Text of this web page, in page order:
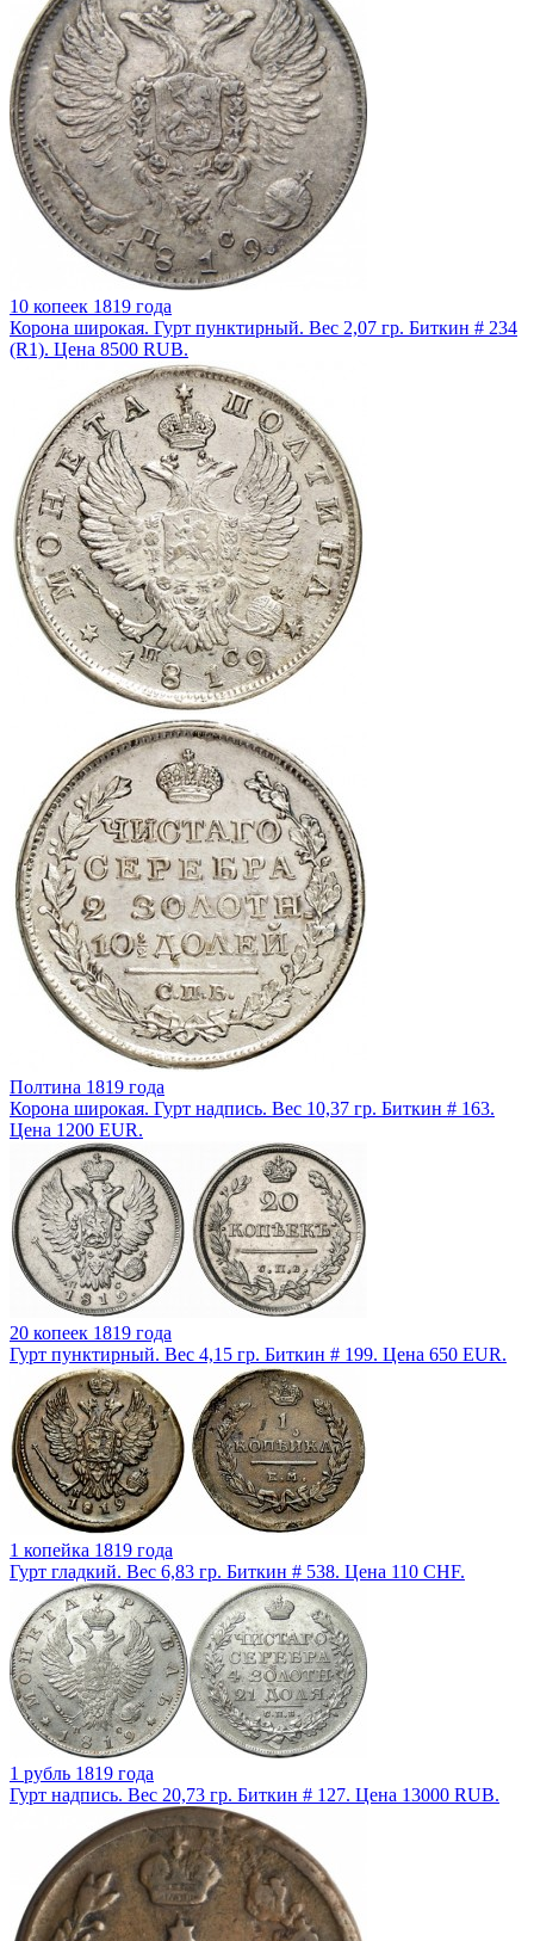
10 копеек 1819 года
Корона широкая. Гурт пунктирный. Вес 2,07 гр. Биткин # 234
(R1). Цена 8500 RUB.
Полтина 1819 года
Корона широкая. Гурт надпись. Вес 10,37 гр. Биткин # 163.
Цена 1200 EUR.
20 копеек 1819 года
Гурт пунктирный. Вес 4,15 гр. Биткин # 199. Цена 650 EUR.
1 копейка 1819 года
Гурт гладкий. Вес 6,83 гр. Биткин # 538. Цена 110 CHF.
1 рубль 1819 года
Гурт надпись. Вес 20,73 гр. Биткин # 127. Цена 13000 RUB.